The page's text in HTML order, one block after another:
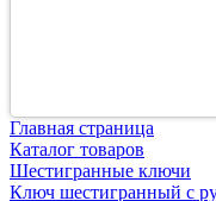
Главная страница
Каталог товаров
Шестигранные ключи
Ключ шестигранный с